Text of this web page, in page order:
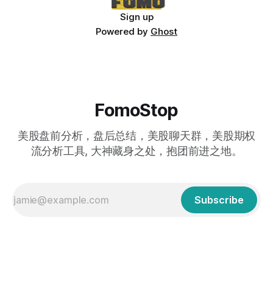
Sign up
Powered by Ghost
FomoStop
美股盘前分析，盘后总结，美股聊天群，美股期权
流分析工具, 大神藏身之处，抱团前进之地。
Subscribe